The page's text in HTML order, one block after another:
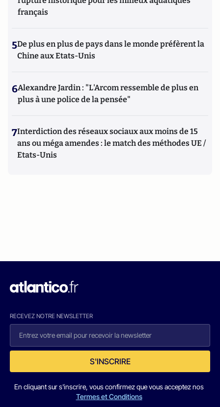
français
5De plus en plus de pays dans le monde préfèrent la
Chine aux Etats-Unis
6Alexandre Jardin : "L'Arcom ressemble de plus en
plus à une police de la pensée"
7Interdiction des réseaux sociaux aux moins de 15
ans ou méga amendes : le match des méthodes UE /
Etats-Unis
RECEVEZ NOTRE NEWSLETTER
S'INSCRIRE
En cliquant sur s'inscrire, vous confirmez que vous acceptez nos
Termes et Conditions